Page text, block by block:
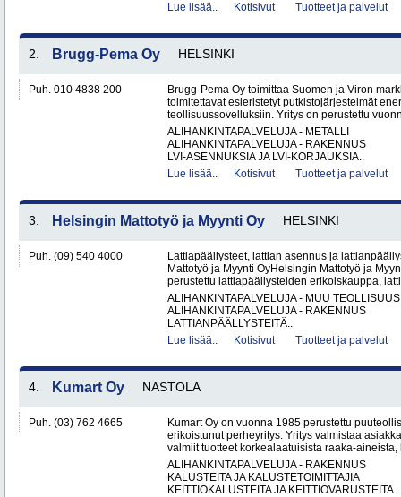
Lue lisää..
Kotisivut Tuotteet ja palvelut
2. Brugg-Pema Oy HELSINKI
Puh. 010 4838 200
Brugg-Pema Oy toimittaa Suomen ja Viron
toimitettavat esieristetyt putkistojärjestelmät
teollisuussovelluksiin. Yritys on perustettu
ALIHANKINTAPALVELUJA - METALLI
ALIHANKINTAPALVELUJA - RAKENNUS
LVI-ASENNUKSIA JA LVI-KORJAUKSIA..
Lue lisää..
Kotisivut Tuotteet ja palvelut
3. Helsingin Mattotyö ja Myynti Oy HELSINKI
Puh. (09) 540 4000
Lattiapäällysteet, lattian asennus ja
Mattotyö ja Myynti OyHelsingin Mattotyö ja
perustettu lattiapäällysteiden erikoiskauppa,
ALIHANKINTAPALVELUJA - MUU TEOLLISUUS
ALIHANKINTAPALVELUJA - RAKENNUS
LATTIANPÄÄLLYSTEITÄ..
Lue lisää..
Kotisivut Tuotteet ja palvelut
4. Kumart Oy NASTOLA
Puh. (03) 762 4665
Kumart Oy on vuonna 1985 perustettu
erikoistunut perheyritys. Yritys valmistaa
valmiit tuotteet korkealaatuisista raaka-aineista,
ALIHANKINTAPALVELUJA - RAKENNUS
KALUSTEITA JA KALUSTETOIMITTAJIA
KEITTIÖKALUSTEITA JA KEITTIÖVARUSTEITA..